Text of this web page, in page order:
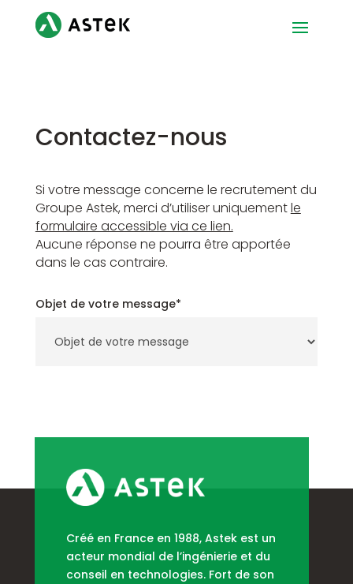
Contactez-nous
Si votre message concerne le recrutement du
Groupe Astek, merci d’utiliser uniquementle
formulaire accessible via ce lien.
Aucune réponse ne pourra être apportée
dans le cas contraire.
Objet de votre message*
Créé en France en 1988, Astek est un
acteur mondial de l’ingénierie et du
conseil en technologies. Fort de son